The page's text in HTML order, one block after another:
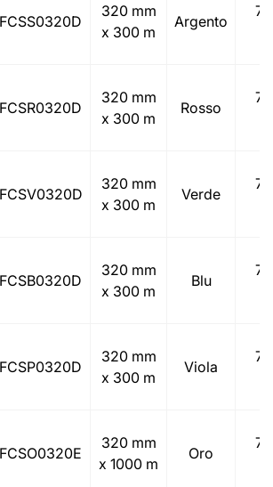
320 mm
x 300 m
Argento
320 mm
x 300 m
Rosso
320 mm
x 300 m
Verde
320 mm
x 300 m
Blu
320 mm
x 300 m
Viola
320 mm
x 1000 m
Oro